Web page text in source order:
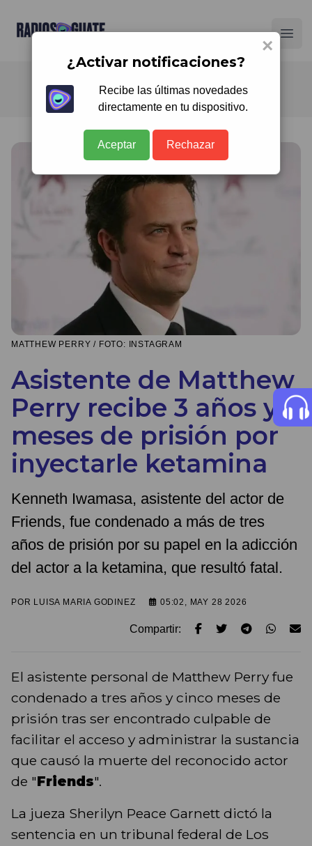
Radios Guate
MATTHEW PERRY / FOTO: INSTAGRAM
Asistente de Matthew
Perry recibe 3 años y 5
meses de prisión por
inyectarle ketamina
Kenneth Iwamasa, asistente del actor de
Friends, fue condenado a más de tres
años de prisión por su papel en la adicción
del actor a la ketamina, que resultó fatal.
POR LUISA MARIA GODINEZ 05:02, MAY 28 2026
Compartir:
El asistente personal de Matthew Perry fue
condenado a tres años y cinco meses de
prisión tras ser encontrado culpable de
facilitar el acceso y administrar la sustancia
que causó la muerte del reconocido actor
de "Friends".
La jueza Sherilyn Peace Garnett dictó la
sentencia en un tribunal federal de Los
×
¿Activar notificaciones?
Recibe las últimas novedades
directamente en tu dispositivo.
Aceptar Rechazar